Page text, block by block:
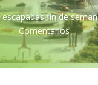
escapadas fin de
Comentarios